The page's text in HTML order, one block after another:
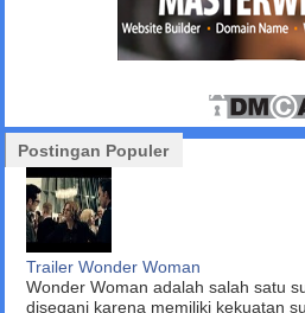
Postingan Populer
Trailer Wonder Woman
Wonder Woman adalah salah satu
disegani karena memiliki kekuatan